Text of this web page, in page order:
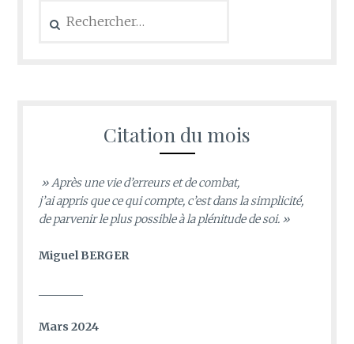
Citation du mois
» Après une vie d’erreurs et de combat,
j’ai appris que ce qui compte, c’est dans la simplicité,
de parvenir le plus possible à la plénitude de soi. »
Miguel BERGER
Mars 2024